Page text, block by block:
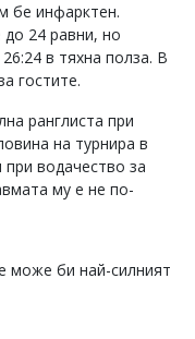
бе инфарктен.
до 24 равни, но
в тяхна полза. В
гостите.
ранглиста при
на турнира в
водачество за
му е не по-
може би най-силният